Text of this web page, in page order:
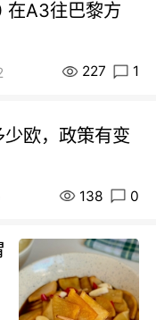
在A3往巴黎方
227 1
欧，政策有变
138 0